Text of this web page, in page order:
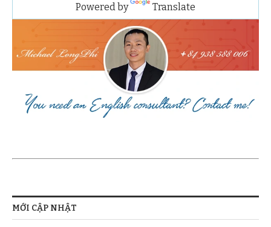
Powered by Translate
MỚI CẬP NHẬT